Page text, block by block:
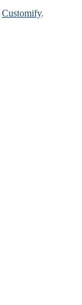
Customify.